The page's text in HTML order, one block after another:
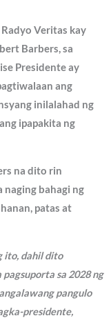
Veritas kay
Barbers, sa
Presidente ay
ang
inilalahad ng
ipapakita ng
na dito rin
bahagi ng
patas at
ito, dahil dito
sa 2028 ng
pangulo
presidente,